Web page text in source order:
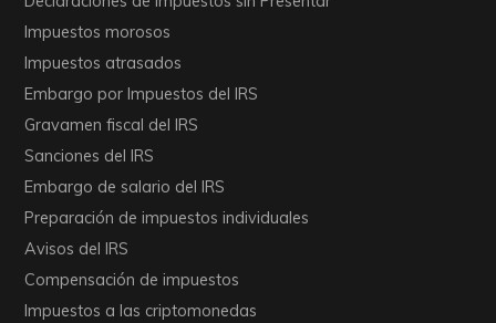
Impuestos morosos
Impuestos atrasados
Embargo por Impuestos del IRS
Gravamen fiscal del IRS
Sanciones del IRS
Embargo de salario del IRS
Preparación de impuestos individuales
Avisos del IRS
Compensación de impuestos
Impuestos a las criptomonedas